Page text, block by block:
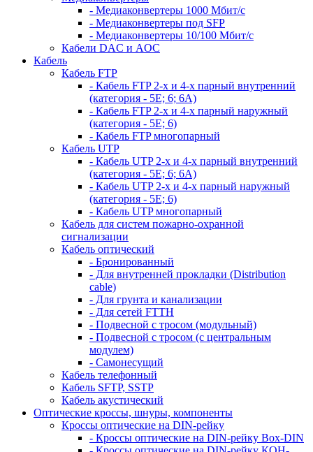
- Медиаконвертеры 1000 Мбит/с
- Медиаконвертеры под SFP
- Медиаконвертеры 10/100 Мбит/с
Кабели DAC и AOC
Кабель
Кабель FTP
- Кабель FTP 2-х и 4-х парный внутренний
(категория - 5Е; 6; 6А)
- Кабель FTP 2-х и 4-х парный наружный
(категория - 5Е; 6)
- Кабель FTP многопарный
Кабель UTP
- Кабель UTP 2-х и 4-х парный внутренний
(категория - 5Е; 6; 6А)
- Кабель UTP 2-х и 4-х парный наружный
(категория - 5Е; 6)
- Кабель UTP многопарный
Кабель для систем пожарно-охранной
сигнализации
Кабель оптический
- Бронированный
- Для внутренней прокладки (Distribution
cable)
- Для грунта и канализации
- Для сетей FTTH
- Подвесной с тросом (модульный)
- Подвесной с тросом (с центральным
модулем)
- Самонесущий
Кабель телефонный
Кабель SFTP, SSTP
Кабель акустический
Оптические кроссы, шнуры, компоненты
Кроссы оптические на DIN-рейку
- Кроссы оптические на DIN-рейку Box-DIN